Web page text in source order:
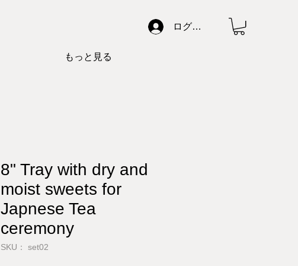
ログイン
もっと見る
8" Tray with dry and
moist sweets for
Japnese Tea
ceremony
SKU： set02